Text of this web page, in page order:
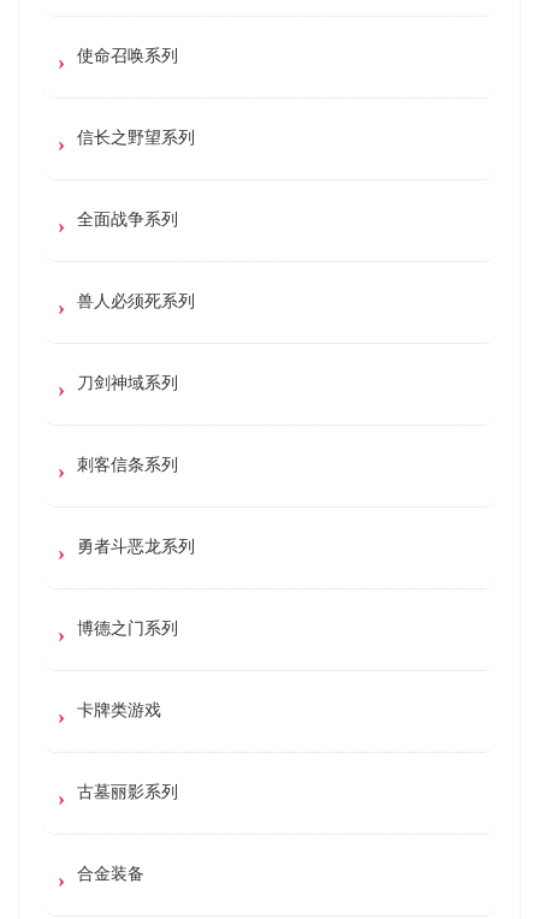
使命召唤系列
信长之野望系列
全面战争系列
兽人必须死系列
刀剑神域系列
刺客信条系列
勇者斗恶龙系列
博德之门系列
卡牌类游戏
古墓丽影系列
合金装备